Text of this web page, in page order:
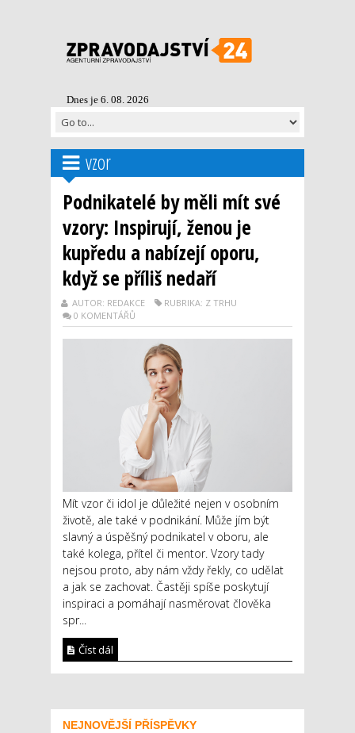
Dnes je 6. 08. 2026
vzor
Podnikatelé by měli mít své
vzory: Inspirují, ženou je
kupředu a nabízejí oporu,
když se příliš nedaří
AUTOR: REDAKCE
RUBRIKA: Z TRHU
0 KOMENTÁŘŮ
Mít vzor či idol je důležité nejen v osobním
životě, ale také v podnikání. Může jím být
slavný a úspěšný podnikatel v oboru, ale
také kolega, přítel či mentor. Vzory tady
nejsou proto, aby nám vždy řekly, co udělat
a jak se zachovat. Častěji spíše poskytují
inspiraci a pomáhají nasměrovat člověka
spr...
Číst dál
NEJNOVĚJŠÍ PŘÍSPĚVKY